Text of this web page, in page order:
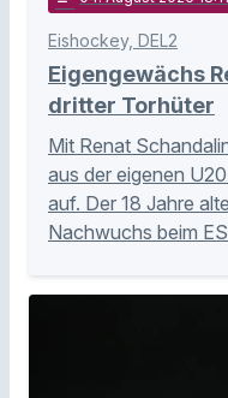
Eishockey, DEL2
Eigengewächs
dritter Torhüter
Mit Renat
aus der eigenen
auf. Der 18 Jahre
Nachwuchs beim